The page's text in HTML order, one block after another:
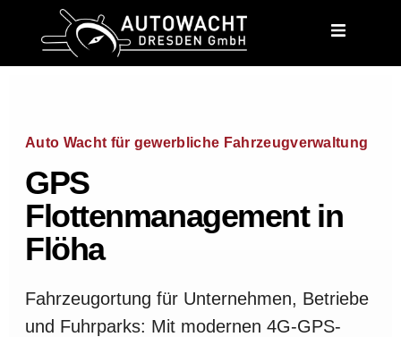
Auto Wacht für gewerbliche Fahrzeugverwaltung
GPS
Flottenmanagement in
Flöha
Fahrzeugortung für Unternehmen, Betriebe
und Fuhrparks: Mit modernen 4G-GPS-